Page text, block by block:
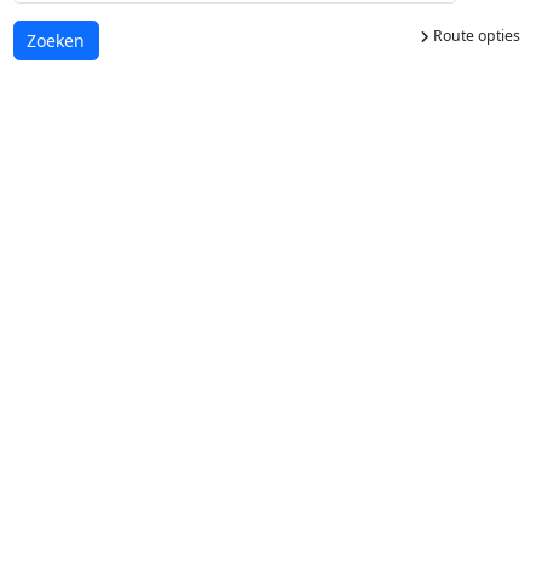
Route opties
Laden...
Zoeken